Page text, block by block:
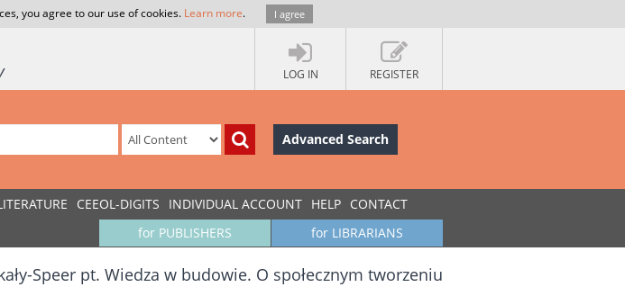
you agree to our use of cookies. Learn more. I agree
LOG IN REGISTER
Advanced Search
CEEOL-DIGITS INDIVIDUAL ACCOUNT HELP CONTACT
for LIBRARIANS
for PUBLISHERS
Speer pt. Wiedza w budowie. O społecznym tworzeniu